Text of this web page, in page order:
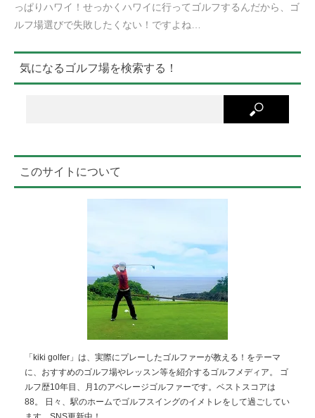
っぱりハワイ！せっかくハワイに行ってゴルフするんだから、ゴ
ルフ場選びで失敗したくない！ですよね…
気になるゴルフ場を検索する！
このサイトについて
「kiki golfer」は、実際にプレーしたゴルファーが教える！をテーマ
に、おすすめのゴルフ場やレッスン等を紹介するゴルフメディア。 ゴ
ルフ歴10年目、月1のアベレージゴルファーです。ベストスコアは
88。 日々、駅のホームでゴルフスイングのイメトレをして過ごしてい